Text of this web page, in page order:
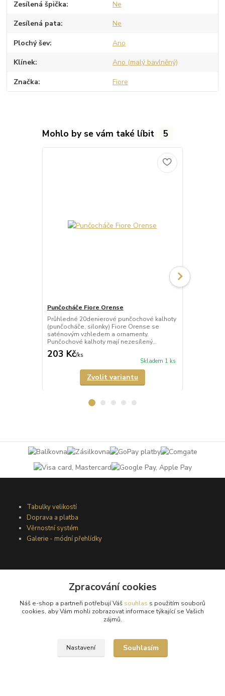
Zesílená špička Ne
Zesílená pata Ne
Plochý šev Ano
Klínek Ano (malý bavlněný)
Značka Fiore
Mohlo by se vám také líbit 5
Punčocháče Fiore Orense
Průhledné 20denierové punčochové kalhoty
(punčocháče, silonky) Fiore Orense se
saténovým vzhledem a ornamenty.
Punčochové kalhoty mají nezesílený...
203 Kč/ks
Skladem 1 ks
Zvolit variantu
Tabulky velikostí
Doprava a platba
Věrnostní systém
Galerie - módní přehlídky
Obchodní podmínky
Ochrana osobních údajů
Kontakty
Reklamační řád
Zpracování cookies
Náš e-shop a partneři potřebují Váš souhlas s použitím souborů
cookies, aby Vám mohli zobrazovat informace týkající se Vašich
zájmů.
Nastavení Souhlasím